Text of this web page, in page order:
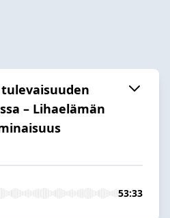
tulevaisuuden
– Lihaelämän
53:33